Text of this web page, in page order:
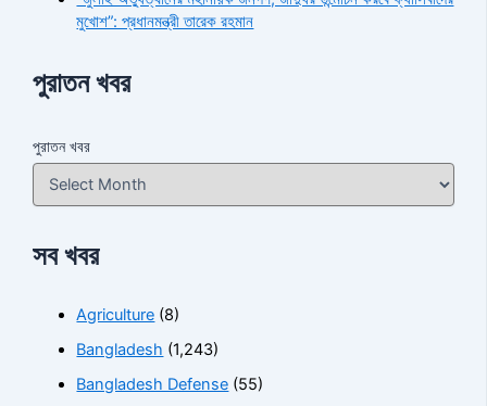
মুখোশ”: প্রধানমন্ত্রী তারেক রহমান
পুরাতন খবর
পুরাতন খবর
সব খবর
Agriculture (8)
Bangladesh (1,243)
Bangladesh Defense (55)